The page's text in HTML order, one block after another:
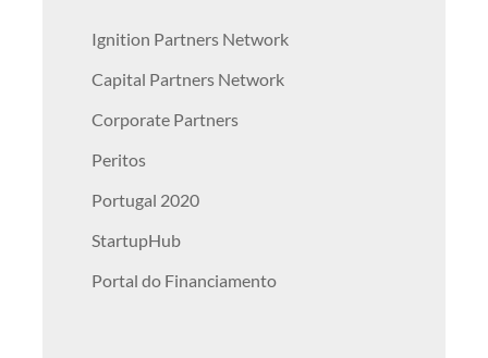
Ignition Partners Network
Capital Partners Network
Corporate Partners
Peritos
Portugal 2020
StartupHub
Portal do Financiamento